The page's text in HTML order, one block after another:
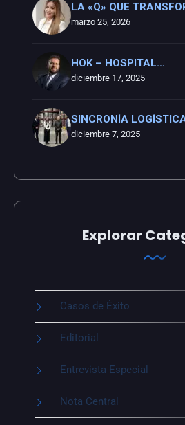
LA «Q» QUE
marzo 25, 2026
HOK – HOSPITAL…
diciembre 17, 2025
SINCRONÍA
diciembre 7, 2025
Explorar
Casos de Éxito
Editorial
Entrevista Especial
Nota Central